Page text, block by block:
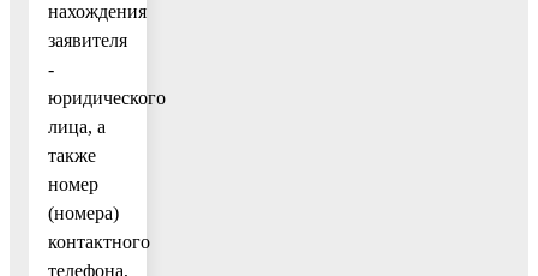
нахождения
заявителя
-
юридического
лица, а
также
номер
(номера)
контактного
телефона,